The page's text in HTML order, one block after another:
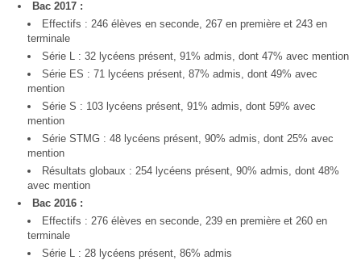
Bac 2017 :
Effectifs : 246 élèves en seconde, 267 en première et 243 en
terminale
Série L : 32 lycéens présent, 91% admis, dont 47% avec mention
Série ES : 71 lycéens présent, 87% admis, dont 49% avec
mention
Série S : 103 lycéens présent, 91% admis, dont 59% avec
mention
Série STMG : 48 lycéens présent, 90% admis, dont 25% avec
mention
Résultats globaux : 254 lycéens présent, 90% admis, dont 48%
avec mention
Bac 2016 :
Effectifs : 276 élèves en seconde, 239 en première et 260 en
terminale
Série L : 28 lycéens présent, 86% admis